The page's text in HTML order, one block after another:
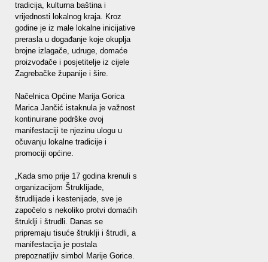
tradicija, kulturna baština i
vrijednosti lokalnog kraja. Kroz
godine je iz male lokalne inicijative
prerasla u događanje koje okuplja
brojne izlagače, udruge, domaće
proizvođače i posjetitelje iz cijele
Zagrebačke županije i šire.
Načelnica Općine Marija Gorica
Marica Jančić istaknula je važnost
kontinuirane podrške ovoj
manifestaciji te njezinu ulogu u
očuvanju lokalne tradicije i
promociji općine.
„Kada smo prije 17 godina krenuli s
organizacijom Štruklijade,
štrudlijade i kestenijade, sve je
započelo s nekoliko protvi domaćih
štruklji i štrudli. Danas se
pripremaju tisuće štruklji i štrudli, a
manifestacija je postala
prepoznatljiv simbol Marije Gorice.